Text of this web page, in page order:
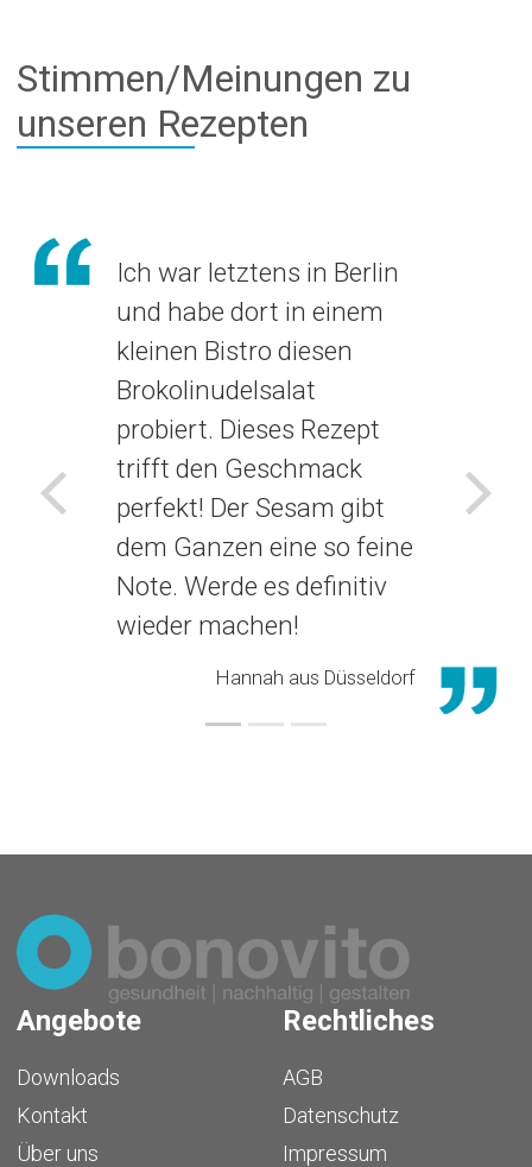
Stimmen/Meinungen zu
unseren Rezepten
Ich war letztens in Berlin
und habe dort in einem
kleinen Bistro diesen
Brokolinudelsalat
probiert. Dieses Rezept
trifft den Geschmack
perfekt! Der Sesam gibt
dem Ganzen eine so feine
Note. Werde es definitiv
wieder machen!
Hannah aus Düsseldorf
Voriges
Angebote
Downloads
Kontakt
Über uns
Rechtliches
AGB
Datenschutz
Impressum